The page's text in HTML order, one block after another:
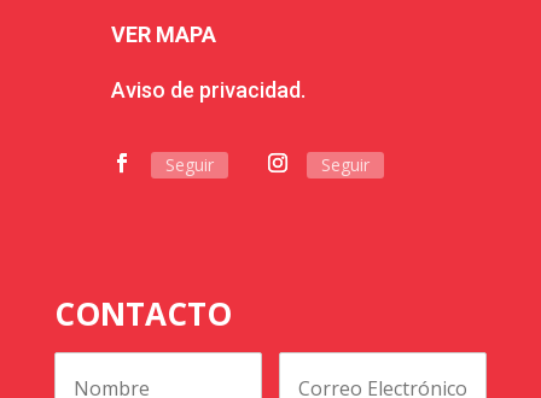
VER MAPA
Aviso de privacidad.
Seguir Seguir
CONTACTO